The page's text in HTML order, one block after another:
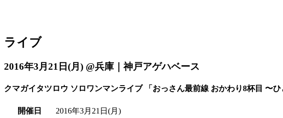
ライブ
2016年3月21日(月) @兵庫｜神戸アゲハベース
クマガイタツロウ ソロワンマンライブ 「おっさん最前線 おかわり8杯目 〜ひ
開催日 2016年3月21日 (月)